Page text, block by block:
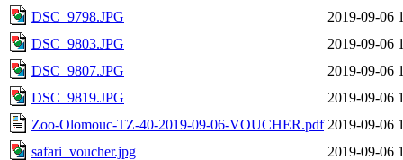
DSC_9798.JPG
2019-09-06
DSC_9803.JPG
2019-09-06
DSC_9807.JPG
2019-09-06
DSC_9819.JPG
2019-09-06
Zoo-Olomouc-TZ-40-2019-09-06-VOUCHER.pdf 2019-09-06
safari_voucher.jpg
2019-09-06